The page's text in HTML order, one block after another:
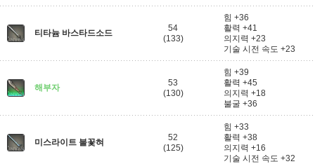
티타늄 바스타드소드
54
(133)
힘 +36
활력 +41
의지력 +23
기술 시전 속도 +23
해부자
53
(130)
힘 +39
활력 +45
의지력 +18
불굴 +36
미스라이트 불꽃혀
52
(125)
힘 +33
활력 +38
의지력 +16
기술 시전 속도 +32